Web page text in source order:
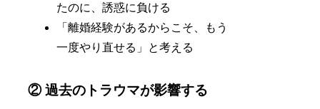
たのに、誘惑に負ける
「離婚経験があるからこそ、もう
一度やり直せる」と考える
② 過去のトラウマが影響する